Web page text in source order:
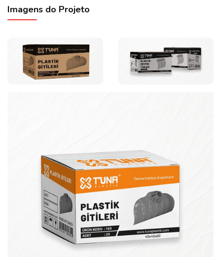
Imagens do Projeto